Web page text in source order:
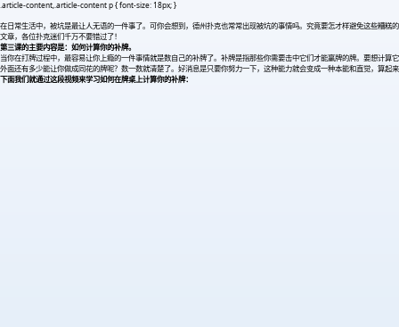
.article-content,.article-content p { font-size: 18px; }
在日常生活中，被坑是最让人无语的一件事了。可你会想到，德州扑克也常常出现被坑的事情吗。究竟要怎才样避免这些糟
文章，各位扑克迷们千万不要错过了！
第三课的主要内容是：如何计算你的补牌。
当你在打牌过程中，最容易让你上瘾的一件事情就是数自己的补牌了。补牌是指那些你需要击中它们才能赢牌的牌。要想计
外面还有多少能让你做成同花的牌呢？数一数就清楚了。好消息是只要你努力一下，这种能力就会变成一种本能和直觉，算
下面我们就通过这段视频来学习如何在牌桌上计算你的补牌：